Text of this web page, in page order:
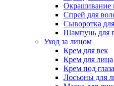
Окрашивание
Спрей для
Сыворотка
Шампунь для
Уход за лицом
Крем для век
Крем для лица
Крем под глаза
Лосьоны для